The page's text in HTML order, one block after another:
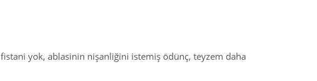
yok, ablasinin nişanliğini istemiş ödünç, teyzem daha